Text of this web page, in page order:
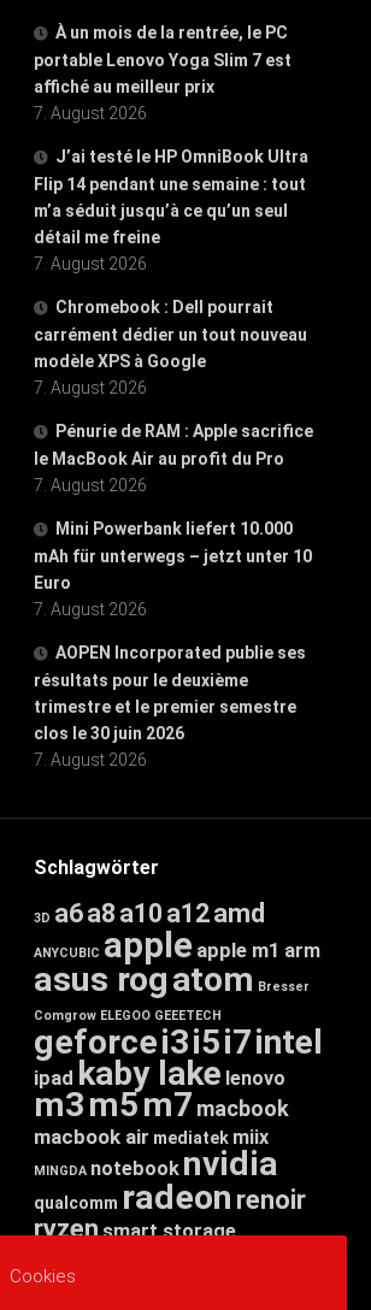
À un mois de la rentrée, le PC
portable Lenovo Yoga Slim 7 est
affiché au meilleur prix
7. August 2026
J’ai testé le HP OmniBook Ultra
Flip 14 pendant une semaine : tout
m’a séduit jusqu’à ce qu’un seul
détail me freine
7. August 2026
Chromebook : Dell pourrait
carrément dédier un tout nouveau
modèle XPS à Google
7. August 2026
Pénurie de RAM : Apple sacrifice
le MacBook Air au profit du Pro
7. August 2026
Mini Powerbank liefert 10.000
mAh für unterwegs – jetzt unter 10
Euro
7. August 2026
AOPEN Incorporated publie ses
résultats pour le deuxième
trimestre et le premier semestre
clos le 30 juin 2026
7. August 2026
Schlagwörter
3D a6a8 a10 a12amd
ANYCUBIC apple apple m1 arm
asus rogatom Bresser
Comgrow ELEGOO GEEETECH
geforcei3i5i7intel
ipad kaby lake lenovo
m3m5m7 macbook
macbook air mediatek miix
MINGDA notebook nvidia
qualcomm radeon renoir
ryzensmart storage
threadripper
Cookies